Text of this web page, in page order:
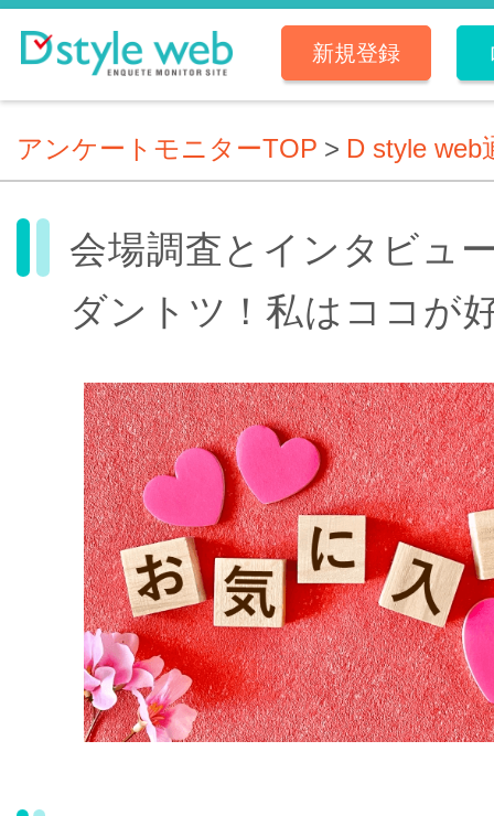
新規登録
アンケートモニターTOP > D style web
会場調査とインタビュ
ダントツ！私はココが